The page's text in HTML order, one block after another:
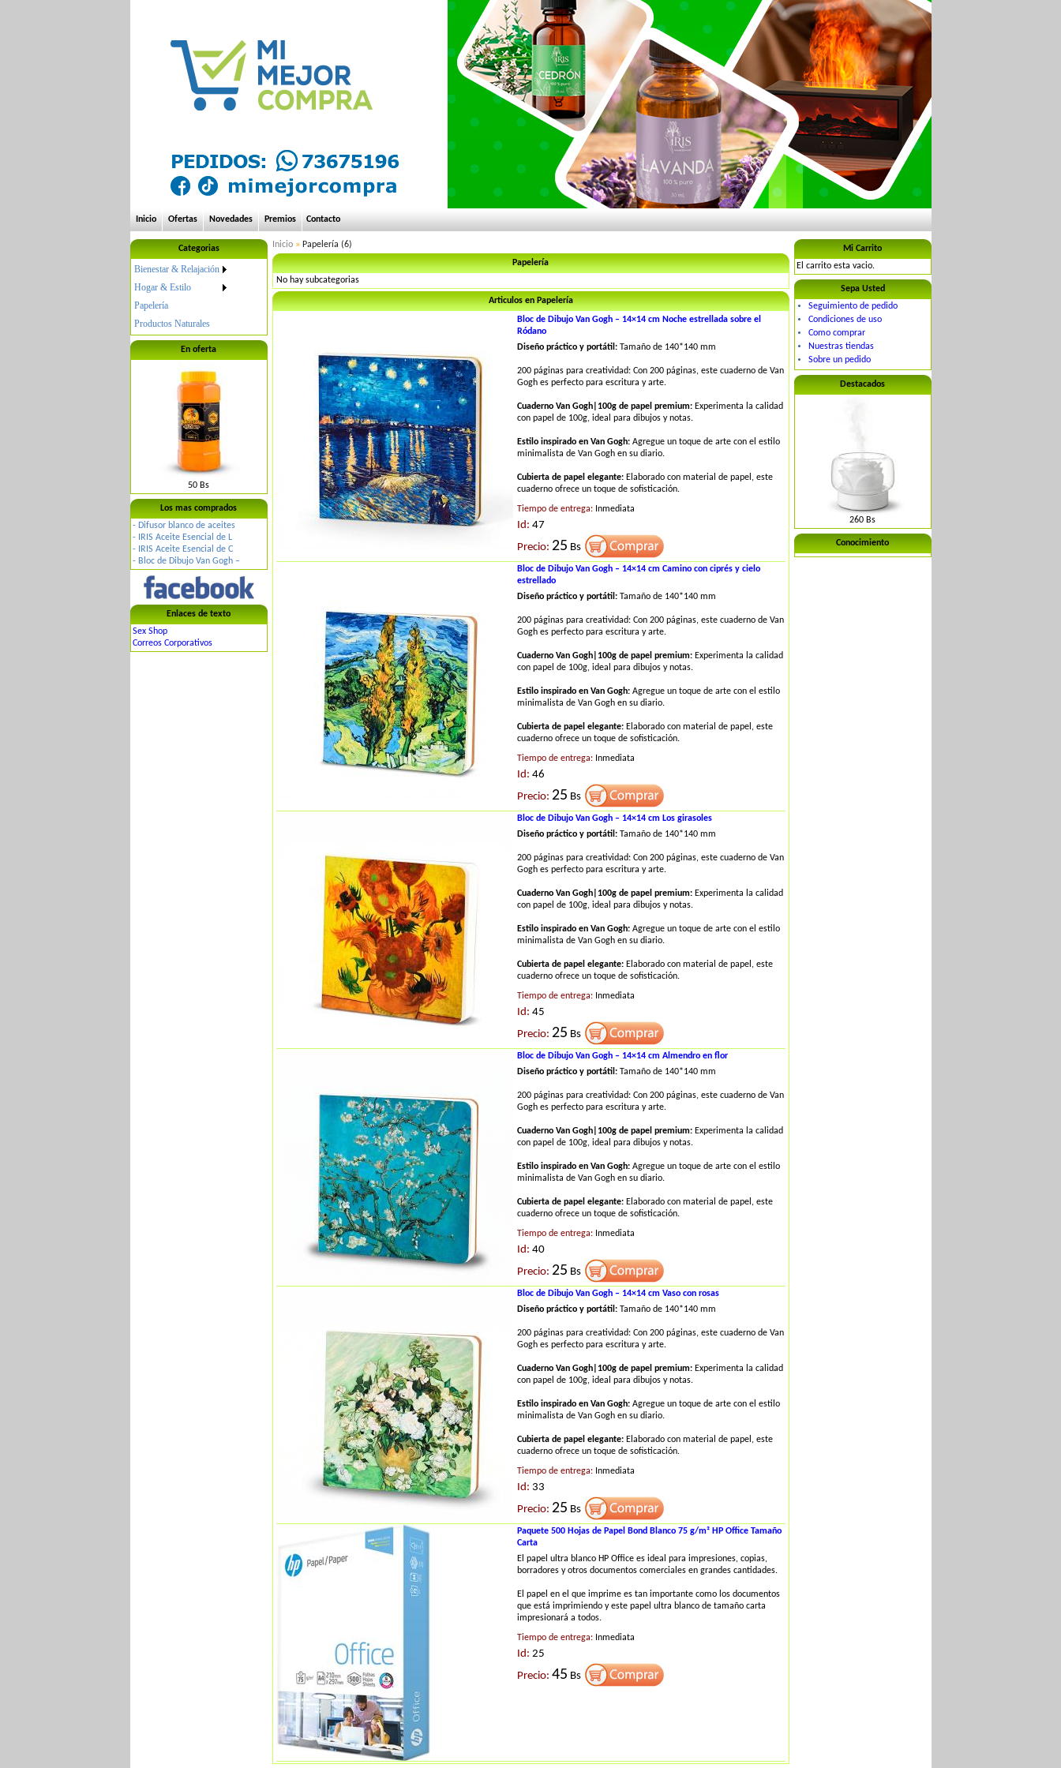
Inicio Ofertas Novedades Premios Contacto
Categorias
Bienestar & Relajación
Hogar & Estilo
Papelería
Productos Naturales
En oferta
50 Bs
Los mas comprados
- Difusor blanco de aceites
-
IRIS Aceite Esencial de L
-
IRIS Aceite Esencial de C
- Bloc de Dibujo Van Gogh –
Enlaces de texto
Sex Shop
Correos Corporativos
Inicio» Papelería (6)
Papelería
No hay subcategorias
Articulos en Papelería
Bloc de Dibujo Van Gogh – 14×14 cm Noche estrellada sobre el
Ródano
Diseño práctico y portátil:Tamaño de 140*140 mm
200 páginas para creatividad: Con 200 páginas, este cuaderno de Van
Gogh es perfecto para escritura y arte.
Cuaderno Van Gogh|100g de papel premium:Experimenta la calidad
con papel de 100g, ideal para dibujos y notas.
Estilo inspirado en Van Gogh:Agregue un toque de arte con el estilo
minimalista de Van Gogh en su diario.
Cubierta de papel elegante:Elaborado con material de papel, este
cuaderno ofrece un toque de sofisticación.
Tiempo de entrega: Inmediata
Id: 47
Precio: 25 Bs
Bloc de Dibujo Van Gogh – 14×14 cm Camino con ciprés y cielo
estrellado
Diseño práctico y portátil:Tamaño de 140*140 mm
200 páginas para creatividad: Con 200 páginas, este cuaderno de Van
Gogh es perfecto para escritura y arte.
Cuaderno Van Gogh|100g de papel premium:Experimenta la calidad
con papel de 100g, ideal para dibujos y notas.
Estilo inspirado en Van Gogh:Agregue un toque de arte con el estilo
minimalista de Van Gogh en su diario.
Cubierta de papel elegante:Elaborado con material de papel, este
cuaderno ofrece un toque de sofisticación.
Tiempo de entrega: Inmediata
Id: 46
Precio: 25 Bs
Bloc de Dibujo Van Gogh – 14×14 cm Los girasoles
Diseño práctico y portátil:Tamaño de 140*140 mm
200 páginas para creatividad: Con 200 páginas, este cuaderno de Van
Gogh es perfecto para escritura y arte.
Cuaderno Van Gogh|100g de papel premium:Experimenta la calidad
con papel de 100g, ideal para dibujos y notas.
Estilo inspirado en Van Gogh:Agregue un toque de arte con el estilo
minimalista de Van Gogh en su diario.
Cubierta de papel elegante:Elaborado con material de papel, este
cuaderno ofrece un toque de sofisticación.
Tiempo de entrega: Inmediata
Id: 45
Precio: 25 Bs
Bloc de Dibujo Van Gogh – 14×14 cm Almendro en flor
Diseño práctico y portátil:Tamaño de 140*140 mm
200 páginas para creatividad: Con 200 páginas, este cuaderno de Van
Gogh es perfecto para escritura y arte.
Cuaderno Van Gogh|100g de papel premium:Experimenta la calidad
con papel de 100g, ideal para dibujos y notas.
Estilo inspirado en Van Gogh:Agregue un toque de arte con el estilo
minimalista de Van Gogh en su diario.
Cubierta de papel elegante:Elaborado con material de papel, este
cuaderno ofrece un toque de sofisticación.
Tiempo de entrega: Inmediata
Id: 40
Precio: 25 Bs
Bloc de Dibujo Van Gogh – 14×14 cm Vaso con rosas
Diseño práctico y portátil:Tamaño de 140*140 mm
200 páginas para creatividad: Con 200 páginas, este cuaderno de Van
Gogh es perfecto para escritura y arte.
Cuaderno Van Gogh|100g de papel premium:Experimenta la calidad
con papel de 100g, ideal para dibujos y notas.
Estilo inspirado en Van Gogh:Agregue un toque de arte con el estilo
minimalista de Van Gogh en su diario.
Cubierta de papel elegante:Elaborado con material de papel, este
cuaderno ofrece un toque de sofisticación.
Tiempo de entrega: Inmediata
Id: 33
Precio: 25 Bs
Paquete 500 Hojas de Papel Bond Blanco 75 g/m² HP Office Tamaño
Carta
El papel ultra blanco HP Office es ideal para impresiones, copias,
borradores y otros documentos comerciales en grandes cantidades.
El papel en el que imprime es tan importante como los documentos
que está imprimiendo y este papel ultra blanco de tamaño carta
impresionará a todos.
Tiempo de entrega: Inmediata
Id: 25
Precio: 45 Bs
Mi Carrito
El carrito esta vacio.
Sepa Usted
Seguimiento de pedido
Condiciones de uso
Como comprar
Nuestras tiendas
Sobre un pedido
Destacados
260 Bs
Conocimiento